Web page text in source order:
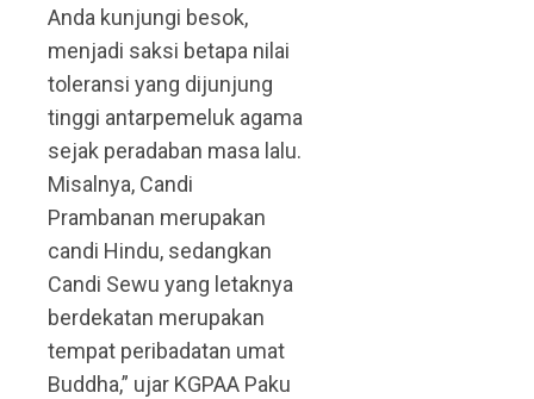
Anda kunjungi besok,
menjadi saksi betapa nilai
toleransi yang dijunjung
tinggi antarpemeluk agama
sejak peradaban masa lalu.
Misalnya, Candi
Prambanan merupakan
candi Hindu, sedangkan
Candi Sewu yang letaknya
berdekatan merupakan
tempat peribadatan umat
Buddha,” ujar KGPAA Paku